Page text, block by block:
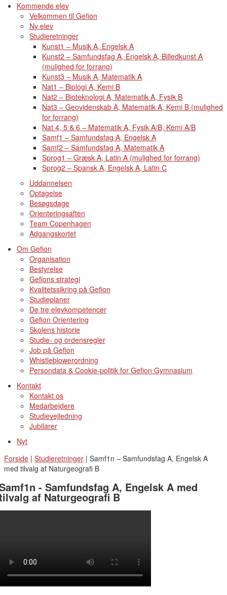
Kommende elev
Velkommen til Gefion
Ny elev
Studieretninger
Kunst1 – Musik A, Engelsk A
Kunst2 – Samfundsfag A, Engelsk A, Billedkunst A
(mulighed for forrang)
Kunst3 – Musik A, Matematik A
Nat1 – Biologi A, Kemi B
Nat2 – Bioteknologi A, Matematik A, Fysik B
Nat3 – Geovidenskab A, Matematik A, Kemi B (mulighed
for forrang)
Nat 4, 5 & 6 – Matematik A, Fysik A/B, Kemi A/B
Samf1 – Samfundsfag A, Engelsk A
Samf2 – Samfundsfag A, Matematik A
Sprog1 – Græsk A, Latin A (mulighed for forrang)
Sprog2 – Spansk A, Engelsk A, Latin C
Uddannelsen
Optagelse
Besøgsdage
Orienteringsaften
Team Copenhagen
Adgangskortet
Om Gefion
Organisation
Bestyrelse
Gefions strategi
Kvalitetssikring på Gefion
Studieplaner
De tre elevkompetencer
Gefion Orientering
Skolens historie
Studie- og ordensregler
Job på Gefion
Whistleblowerordning
Persondata & Cookie-politik for Gefion Gymnasium
Kontakt
Kontakt os
Medarbejdere
Studievejledning
Jubilarer
Nyt
Forside | Studieretninger | Samf1n – Samfundsfag A, Engelsk A
med tilvalg af Naturgeografi B​
- Samfundsfag A, Engelsk A med
af Naturgeografi B